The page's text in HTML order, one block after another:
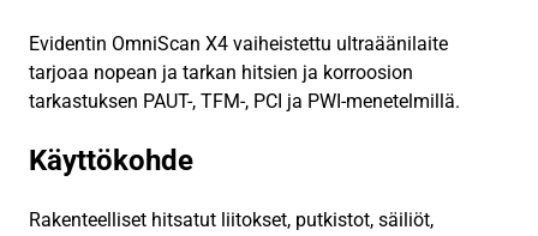
Evidentin OmniScan X4 vaiheistettu ultraäänilaite
tarjoaa nopean ja tarkan hitsien ja korroosion
tarkastuksen PAUT-, TFM-, PCI ja PWI-menetelmillä.
Käyttökohde
Rakenteelliset hitsatut liitokset, putkistot, säiliöt,